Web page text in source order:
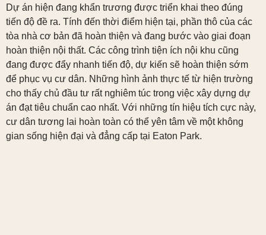
Dự án hiện đang khẩn trương được triển khai theo đúng
tiến độ đề ra. Tính đến thời điểm hiện tại, phần thô của các
tòa nhà cơ bản đã hoàn thiện và đang bước vào giai đoạn
hoàn thiện nội thất. Các công trình tiện ích nội khu cũng
đang được đẩy nhanh tiến độ, dự kiến sẽ hoàn thiện sớm
để phục vụ cư dân. Những hình ảnh thực tế từ hiện trường
cho thấy chủ đầu tư rất nghiêm túc trong việc xây dựng dự
án đạt tiêu chuẩn cao nhất. Với những tín hiệu tích cực này,
cư dân tương lai hoàn toàn có thể yên tâm về một không
gian sống hiện đại và đẳng cấp tại Eaton Park.